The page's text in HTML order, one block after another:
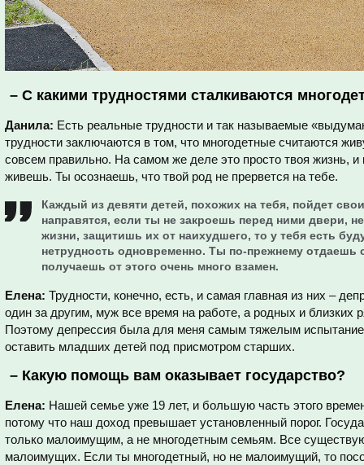
– С какими трудностями сталкиваются
Данила: Есть реальные трудности и так называемые
трудности заключаются в том, что многодетные считаются
совсем правильно. На самом же деле это просто твоя жизнь,
живешь. Ты осознаешь, что твой род не прервется на тебе.
Каждый из девяти детей, похожих на тебя, пойдет
направятся, если ты не закроешь перед ними двери,
жизни, защитишь их от наихудшего, то у тебя есть
нетрудность одновременно. Ты по-прежнему отдаешь
получаешь от этого очень много взамен.
Елена: Трудности, конечно, есть, и самая главная из них –
один за другим, муж все время на работе, а родных и близких
Поэтому депрессия была для меня самым тяжелым
оставить младших детей под присмотром старших.
– Какую помощь вам оказывает государство?
Елена: Нашей семье уже 19 лет, и большую часть этого
потому что наш доход превышает установленный порог.
только малоимущим, а не многодетным семьям. Все
малоимущих. Если ты многодетный, но не малоимущий, то